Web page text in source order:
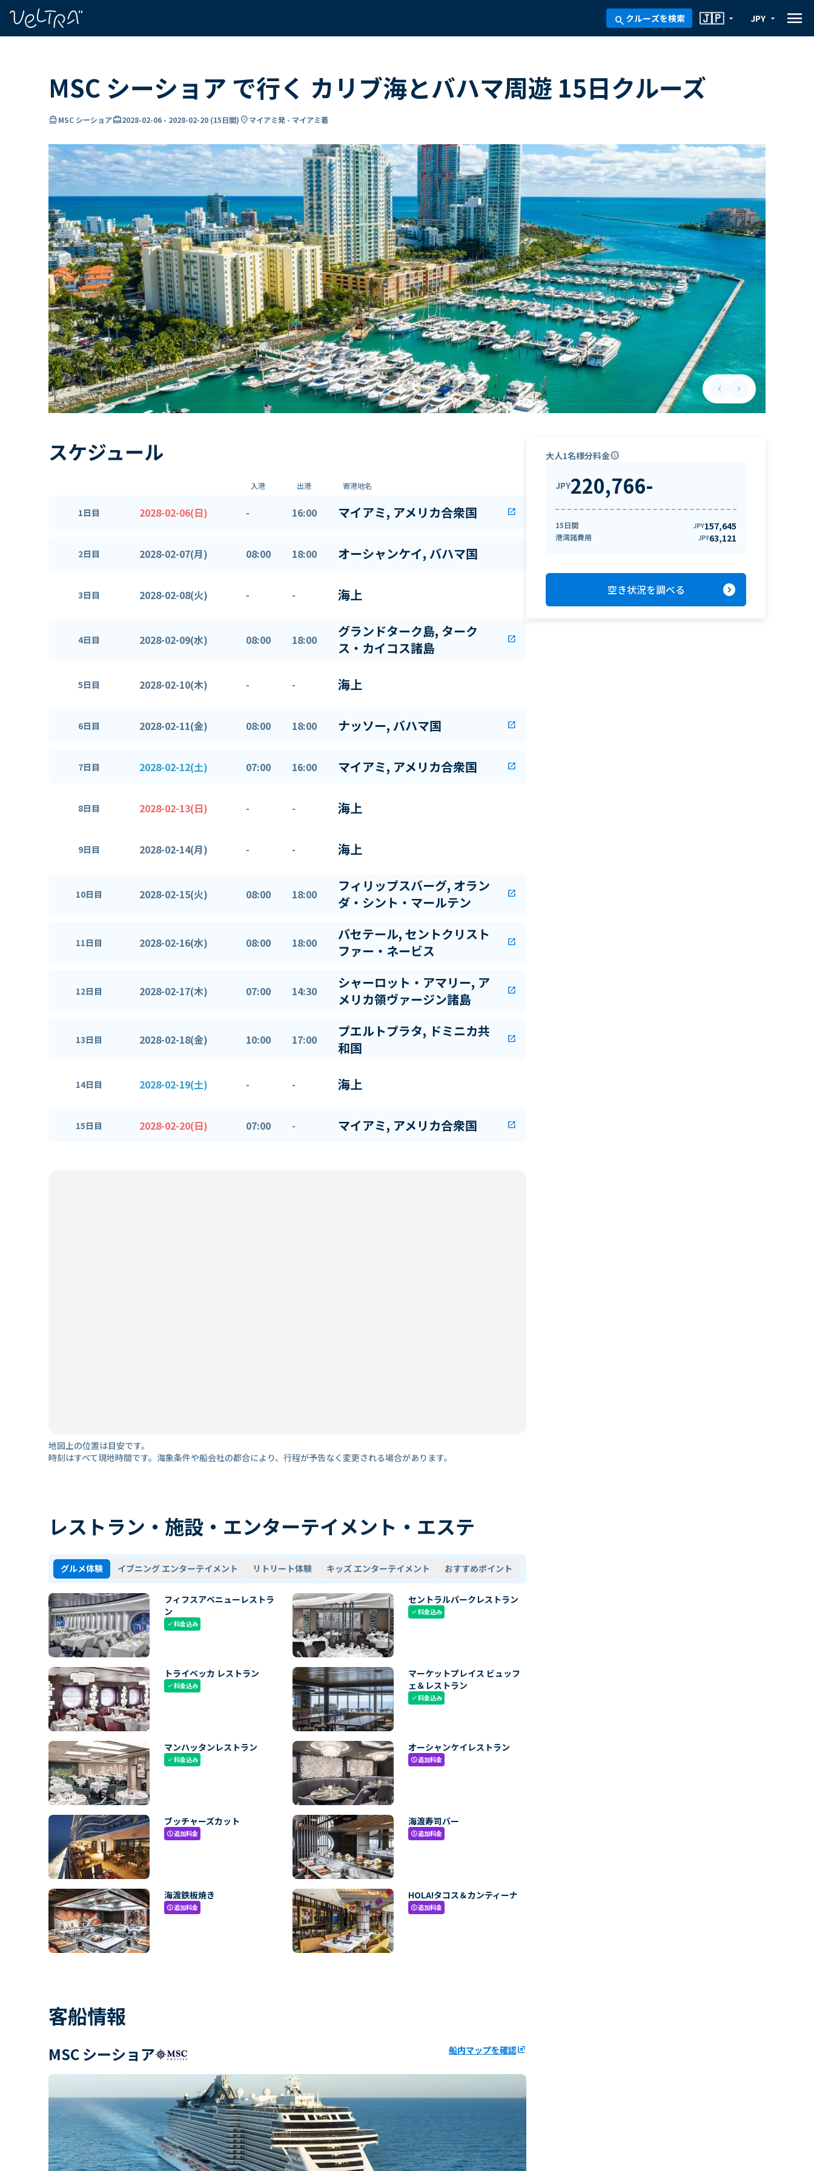
search クルーズを検索 arrow_drop_down
🇯🇵 arrow_drop_down
JPY menu
MSC シーショア で行く カリブ海とバハマ周遊 15日クルーズ
directions_boatMSC シーショアcard_travel2028-02-06 - 2028-02-20 (15日間) location_onマイアミ発 - マイアミ着
keyboard_arrow_leftPrevious slide
keyboard_arrow_rightNext slide
スケジュール
入港 出港 寄港地名
1日目 2028-02-06(日) - 16:00 マイアミ, アメリカ合衆国 open_in_new
2日目 2028-02-07(月) 08:00 18:00 オーシャンケイ, バハマ国
3日目 2028-02-08(火) - - 海上
4日目 2028-02-09(水) 08:00 18:00
グランドターク島, ターク
ス・カイコス諸島
open_in_new
5日目 2028-02-10(木) - - 海上
6日目 2028-02-11(金) 08:00 18:00 ナッソー, バハマ国 open_in_new
7日目 2028-02-12(土) 07:00 16:00 マイアミ, アメリカ合衆国 open_in_new
8日目 2028-02-13(日) - - 海上
9日目 2028-02-14(月) - - 海上
10日目 2028-02-15(火) 08:00 18:00
フィリップスバーグ, オラン
ダ・シント・マールテン
open_in_new
11日目 2028-02-16(水) 08:00 18:00
バセテール, セントクリスト
ファー・ネービス
open_in_new
12日目 2028-02-17(木) 07:00 14:30
シャーロット・アマリー, ア
メリカ領ヴァージン諸島
open_in_new
13日目 2028-02-18(金) 10:00 17:00
プエルトプラタ, ドミニカ共
和国
open_in_new
14日目 2028-02-19(土) - - 海上
15日目 2028-02-20(日) 07:00 - マイアミ, アメリカ合衆国 open_in_new
地図上の位置は目安です。
時刻はすべて現地時間です。海象条件や船会社の都合により、行程が予告なく変更される場合があります。
レストラン・施設・エンターテイメント・エステ
グルメ体験 イブニング エンターテイメント リトリート体験 キッズ エンターテイメント おすすめポイント
フィフスアベニューレストラ
ン
check料金込み
セントラルパークレストラン
check料金込み
トライベッカ レストラン
check料金込み
マーケットプレイス ビュッフ
ェ＆レストラン
check料金込み
マンハッタンレストラン
check料金込み
オーシャンケイレストラン
paid追加料金
ブッチャーズカット
paid追加料金
海渡寿司バー
paid追加料金
海渡鉄板焼き
paid追加料金
HOLA!タコス＆カンティーナ
paid追加料金
客船情報
MSC シーショア 船内マップを確認ungroup
大人1名様分料金info
JPY220,766-
15日間 JPY157,645
港湾諸費用 JPY63,121
空き状況を調べる expand_circle_right